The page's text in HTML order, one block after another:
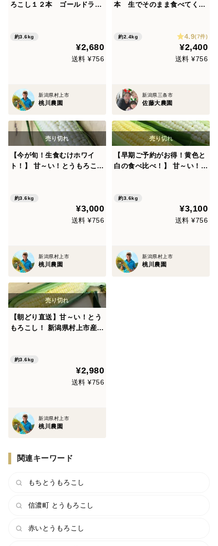
ろこし１２本 ゴールドラッ
約3.6kg
¥2,680
送料 ¥756
新潟県村上市
桃川農園
本 生でそのまま食べてくだ
約2.4kg 4.9(7件)
¥2,400
送料 ¥756
新潟県三条市
佐藤大農園
【今が旬！生食むけホワイ
ト！】 甘～い！とうもろこ
約3.6kg
¥3,000
送料 ¥756
新潟県村上市
桃川農園
【早期ご予約がお得！黄色と
白の食べ比べ！】 甘～い！と
約3.6kg
¥3,100
送料 ¥756
新潟県村上市
桃川農園
【朝どり直送】甘～い！とう
もろこし！ 新潟県村上市産
約3.6kg
¥2,980
送料 ¥756
新潟県村上市
桃川農園
関連キーワード
もちとうもろこし
信濃町 とうもろこし
赤いとうもろこし